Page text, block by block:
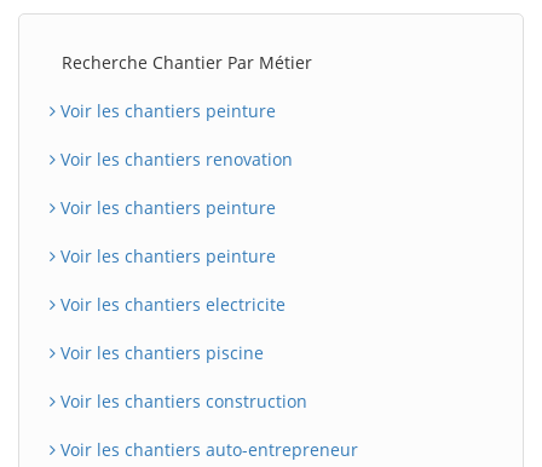
Recherche Chantier Par Métier
Voir les chantiers peinture
Voir les chantiers renovation
Voir les chantiers peinture
Voir les chantiers peinture
Voir les chantiers electricite
Voir les chantiers piscine
Voir les chantiers construction
Voir les chantiers auto-entrepreneur